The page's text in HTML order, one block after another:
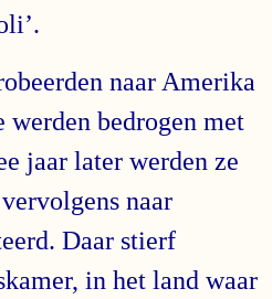
naar Amerika
werden bedrogen met
jaar later werden ze
naar
Daar stierf
in het land waar